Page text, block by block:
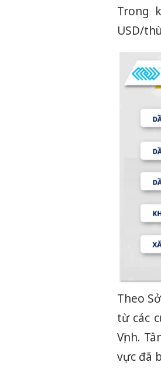
Trong
USD/
Theo
từ các
Vịnh.
vực đã